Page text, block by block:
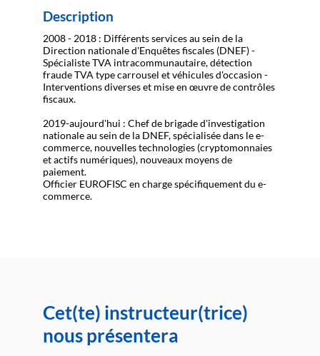
Description
2008 - 2018 : Différents services au sein de la
Direction nationale d'Enquêtes fiscales (DNEF) -
Spécialiste TVA intracommunautaire, détection
fraude TVA type carrousel et véhicules d'occasion -
Interventions diverses et mise en œuvre de contrôles
fiscaux.
2019-aujourd'hui : Chef de brigade d'investigation
nationale au sein de la DNEF, spécialisée dans le e-
commerce, nouvelles technologies (cryptomonnaies
et actifs numériques), nouveaux moyens de
paiement.
Officier EUROFISC en charge spécifiquement du e-
commerce.
Cet(te) instructeur(trice)
nous présentera